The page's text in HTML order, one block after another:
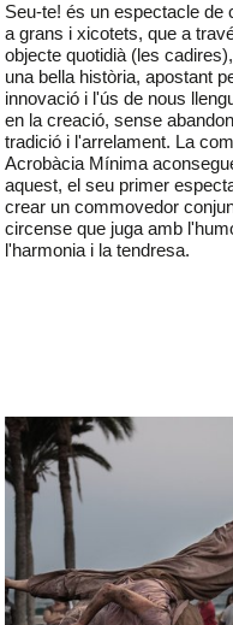
Seu-te! és un espectacle de
a grans i xicotets, que a
objecte quotidià (les
una bella història, apostant
innovació i l'ús de nous
en la creació, sense
tradició i l'arrelament. La
Acrobàcia Mínima
aquest, el seu primer
crear un commovedor
circense que juga amb
l'harmonia i la tendresa.